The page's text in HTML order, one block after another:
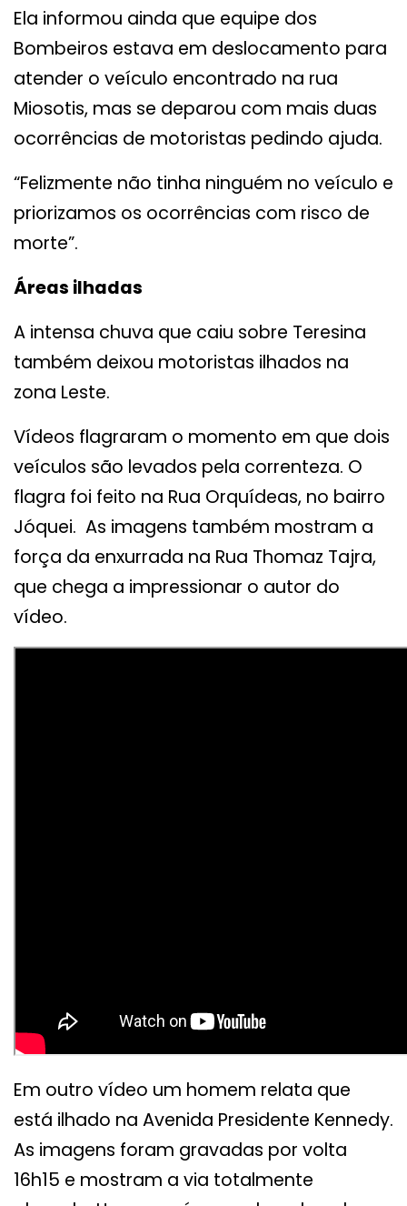
Ela informou ainda que equipe dos
Bombeiros estava em deslocamento para
atender o veículo encontrado na rua
Miosotis, mas se deparou com mais duas
ocorrências de motoristas pedindo ajuda.
“Felizmente não tinha ninguém no veículo e
priorizamos os ocorrências com risco de
morte”.
Áreas ilhadas
A intensa chuva que caiu sobre Teresina
também deixou motoristas ilhados na
zona Leste.
Vídeos flagraram o momento em que dois
veículos são levados pela correnteza. O
flagra foi feito na Rua Orquídeas, no bairro
Jóquei. As imagens também mostram a
força da enxurrada na Rua Thomaz Tajra,
que chega a impressionar o autor do
vídeo.
Em outro vídeo um homem relata que
está ilhado na Avenida Presidente Kennedy.
As imagens foram gravadas por volta
16h15 e mostram a via totalmente